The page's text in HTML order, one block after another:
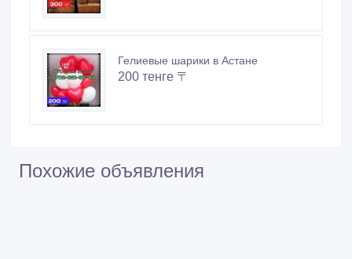
Гелиевые шарики в Астане
200 тенге 〒
Похожие объявления